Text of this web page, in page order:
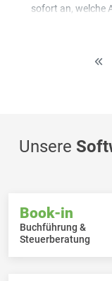
sofort an, welche
die neuen
nicht mehr händig
Unsere
Book-in
Buchführung &
Steuerberatung